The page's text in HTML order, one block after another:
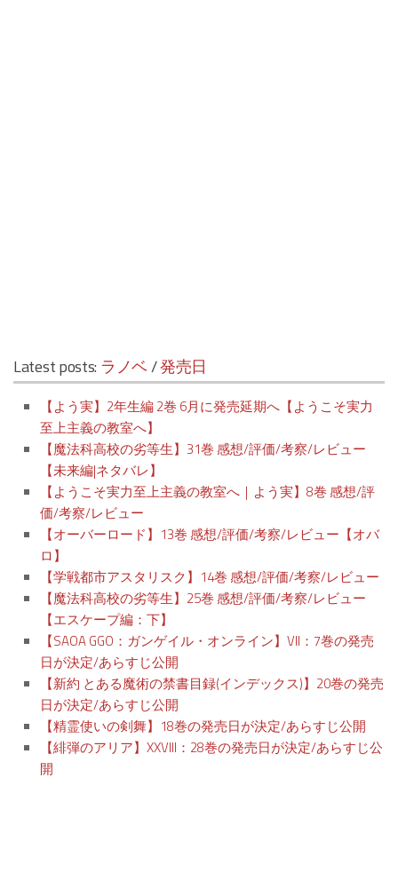
Latest posts: ラノベ/発売日
【よう実】2年生編 2巻 6月に発売延期へ【ようこそ実力
至上主義の教室へ】
【魔法科高校の劣等生】31巻 感想/評価/考察/レビュー
【未来編|ネタバレ】
【ようこそ実力至上主義の教室へ｜よう実】8巻 感想/評
価/考察/レビュー
【オーバーロード】13巻 感想/評価/考察/レビュー【オバ
ロ】
【学戦都市アスタリスク】14巻 感想/評価/考察/レビュー
【魔法科高校の劣等生】25巻 感想/評価/考察/レビュー
【エスケープ編：下】
【SAOA GGO：ガンゲイル・オンライン】VII：7巻の発売
日が決定/あらすじ公開
【新約 とある魔術の禁書目録(インデックス)】20巻の発売
日が決定/あらすじ公開
【精霊使いの剣舞】18巻の発売日が決定/あらすじ公開
【緋弾のアリア】XXVIII：28巻の発売日が決定/あらすじ公
開